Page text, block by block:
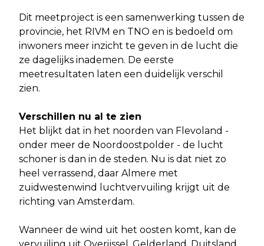
Dit meetproject is een samenwerking tussen de
provincie, het RIVM en TNO en is bedoeld om
inwoners meer inzicht te geven in de lucht die
ze dagelijks inademen. De eerste
meetresultaten laten een duidelijk verschil
zien.
Verschillen nu al te zien
Het blijkt dat in het noorden van Flevoland -
onder meer de Noordoostpolder - de lucht
schoner is dan in de steden. Nu is dat niet zo
heel verrassend, daar Almere met
zuidwestenwind luchtvervuiling krijgt uit de
richting van Amsterdam.
Wanneer de wind uit het oosten komt, kan de